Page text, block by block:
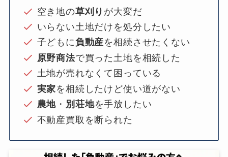
空き地の草刈り が大変だ
いらない土地だけを処分したい
子どもに負動産を相続させたくない
原野商法で買った土地を相続した
土地が売れなくて困っている
実家を相続したけど使い道がない
農地 ・ 別荘地を手放したい
不動産買取を断られた